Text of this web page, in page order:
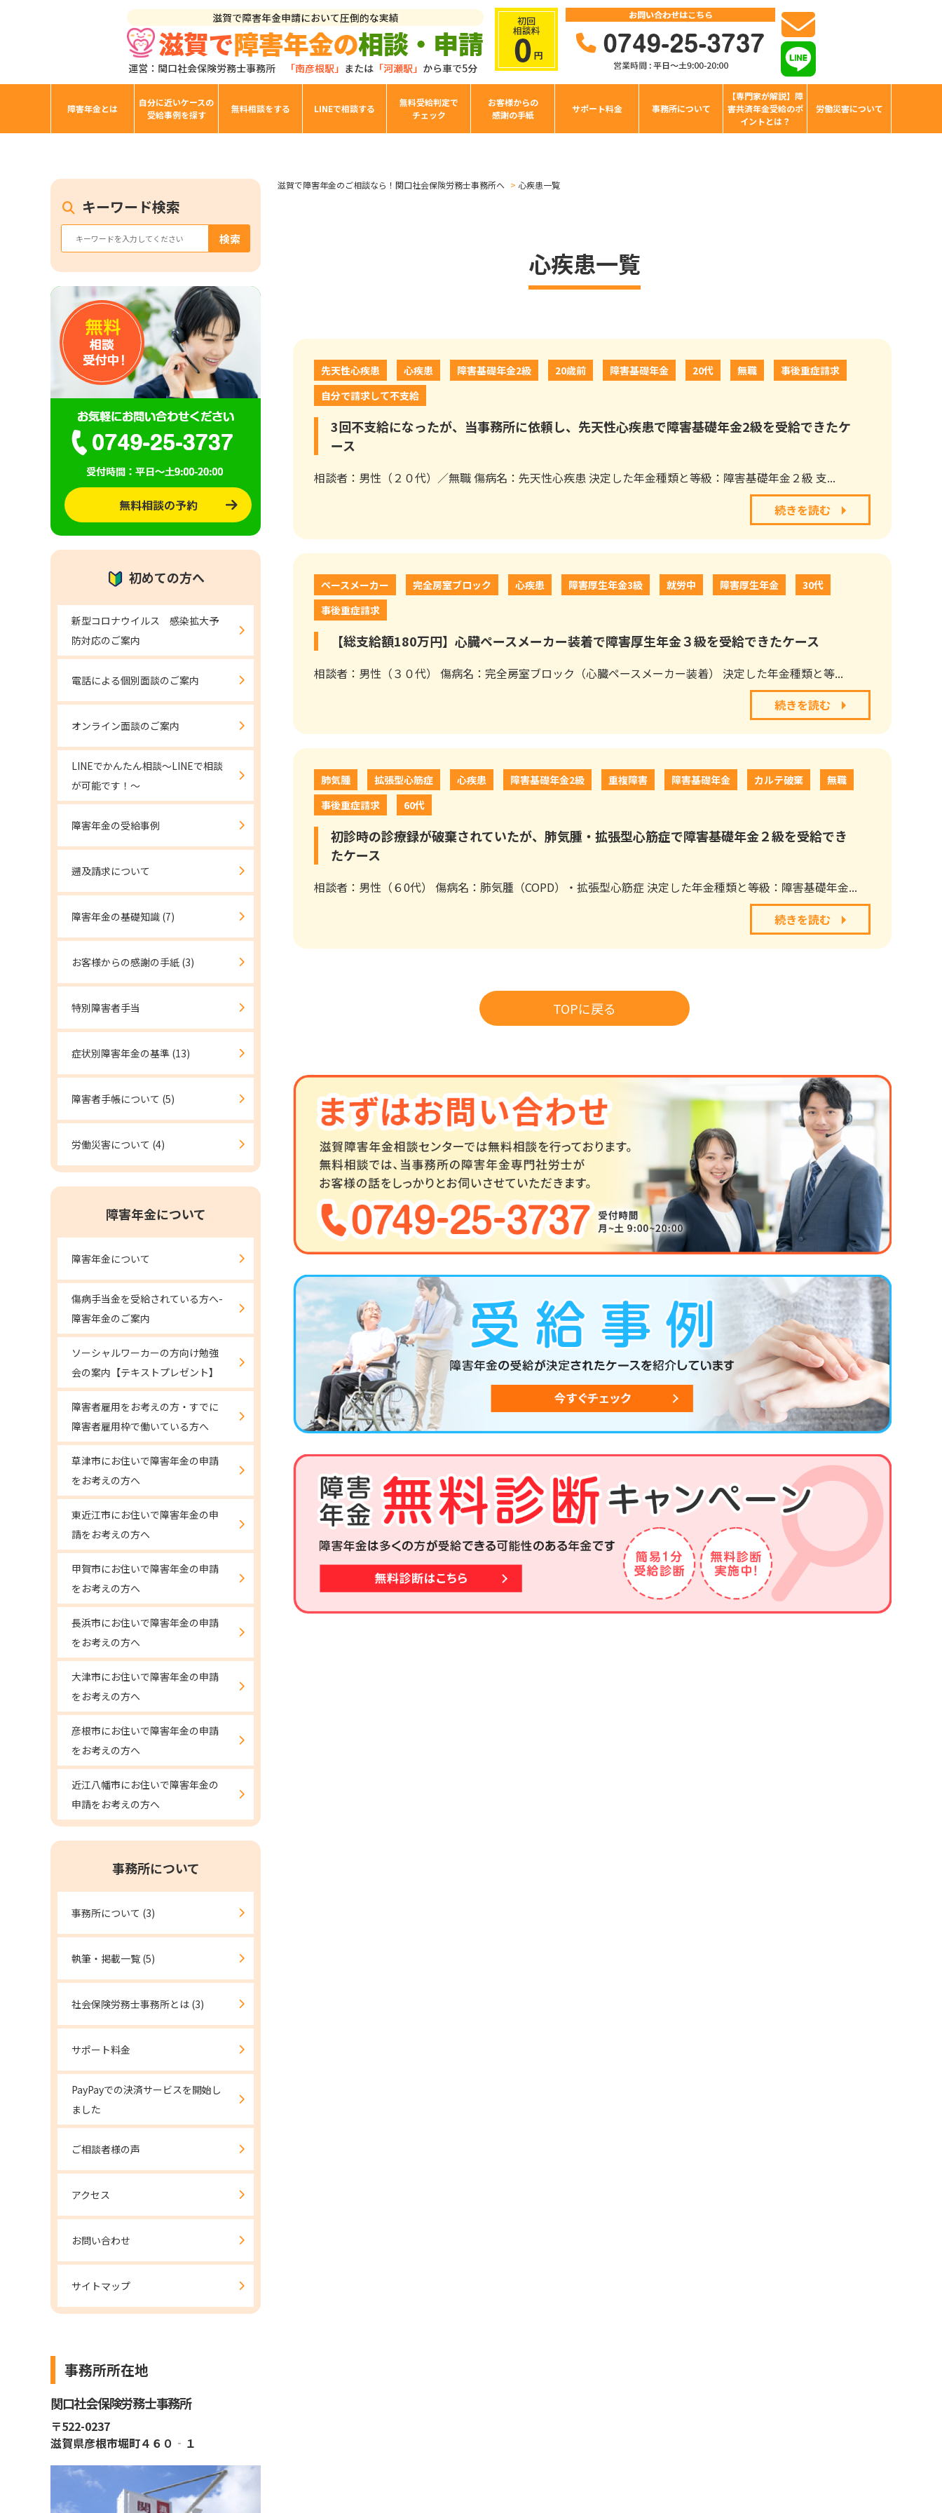
障害年金とは
自分に近いケースの
受給事例を探す
無料相談をする LINEで相談する
無料受給判定で
チェック
お客様からの
感謝の手紙
サポート料金 事務所について
【専門家が解説】障
害共済年金受給のポ
イントとは？
労働災害について
滋賀で障害年金のご相談なら！関口社会保険労務士事務所へ 心疾患一覧
心疾患一覧
先天性心疾患 心疾患 障害基礎年金2級 20歳前 障害基礎年金 20代 無職
事後重症請求
自分で請求して不支給
3回不支給になったが、当事務所に依頼し、先天性心疾患で障害基礎年金2級を受給できたケ
ース
相談者：男性（２０代）／無職 傷病名：先天性心疾患 決定した年金種類と等級：障害基礎年金２級 支...
続きを読む
ペースメーカー 完全房室ブロック 心疾患 障害厚生年金3級 就労中 障害厚生年金
30代
事後重症請求
【総支給額180万円】心臓ペースメーカー装着で障害厚生年金３級を受給できたケース
相談者：男性（３０代） 傷病名：完全房室ブロック（心臓ペースメーカー装着） 決定した年金種類と等...
続きを読む
肺気腫 拡張型心筋症 心疾患 障害基礎年金2級 重複障害 障害基礎年金 カルテ破棄
無職
事後重症請求
60代
初診時の診療録が破棄されていたが、肺気腫・拡張型心筋症で障害基礎年金２級を受給でき
たケース
相談者：男性（６0代） 傷病名：肺気腫（COPD）・拡張型心筋症 決定した年金種類と等級：障害基礎年金...
続きを読む
TOPに戻る
キーワード検索
検索
初めての方へ
新型コロナウイルス 感染拡大予
防対応のご案内
電話による個別面談のご案内
オンライン面談のご案内
LINEでかんたん相談～LINEで相談
が可能です！～
障害年金の受給事例
遡及請求について
障害年金の基礎知識 (7)
お客様からの感謝の手紙 (3)
特別障害者手当
症状別障害年金の基準 (13)
障害者手帳について (5)
労働災害について (4)
障害年金について
障害年金について
傷病手当金を受給されている方へ-
障害年金のご案内
ソーシャルワーカーの方向け勉強
会の案内【テキストプレゼント】
障害者雇用をお考えの方・すでに
障害者雇用枠で働いている方へ
草津市にお住いで障害年金の申請
をお考えの方へ
東近江市にお住いで障害年金の申
請をお考えの方へ
甲賀市にお住いで障害年金の申請
をお考えの方へ
長浜市にお住いで障害年金の申請
をお考えの方へ
大津市にお住いで障害年金の申請
をお考えの方へ
彦根市にお住いで障害年金の申請
をお考えの方へ
近江八幡市にお住いで障害年金の
申請をお考えの方へ
事務所について
事務所について (3)
執筆・掲載一覧 (5)
社会保険労務士事務所とは (3)
サポート料金
PayPayでの決済サービスを開始し
ました
ご相談者様の声
アクセス
お問い合わせ
サイトマップ
事務所所在地
関口社会保険労務士事務所
〒522-0237
滋賀県彦根市堀町４６０‐１